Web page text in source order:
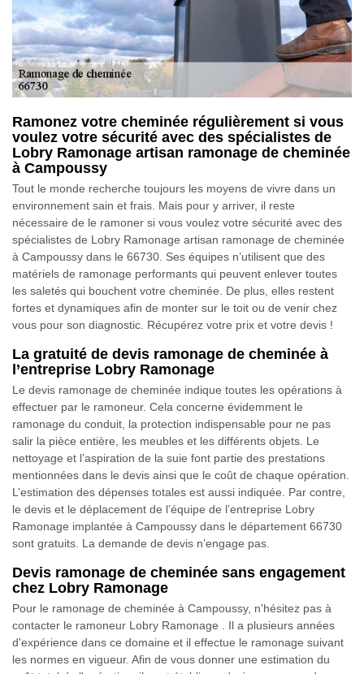
Ramonez votre cheminée régulièrement si vous
voulez votre sécurité avec des spécialistes de
Lobry Ramonage artisan ramonage de cheminée
à Campoussy
Tout le monde recherche toujours les moyens de vivre dans un
environnement sain et frais. Mais pour y arriver, il reste
nécessaire de le ramoner si vous voulez votre sécurité avec des
spécialistes de Lobry Ramonage artisan ramonage de cheminée
à Campoussy dans le 66730. Ses équipes n’utilisent que des
matériels de ramonage performants qui peuvent enlever toutes
les saletés qui bouchent votre cheminée. De plus, elles restent
fortes et dynamiques afin de monter sur le toit ou de venir chez
vous pour son diagnostic. Récupérez votre prix et votre devis !
La gratuité de devis ramonage de cheminée à
l’entreprise Lobry Ramonage
Le devis ramonage de cheminée indique toutes les opérations à
effectuer par le ramoneur. Cela concerne évidemment le
ramonage du conduit, la protection indispensable pour ne pas
salir la pièce entière, les meubles et les différents objets. Le
nettoyage et l’aspiration de la suie font partie des prestations
mentionnées dans le devis ainsi que le coût de chaque opération.
L’estimation des dépenses totales est aussi indiquée. Par contre,
le devis et le déplacement de l’équipe de l’entreprise Lobry
Ramonage implantée à Campoussy dans le département 66730
sont gratuits. La demande de devis n’engage pas.
Devis ramonage de cheminée sans engagement
chez Lobry Ramonage
Pour le ramonage de cheminée à Campoussy, n'hésitez pas à
contacter le ramoneur Lobry Ramonage . Il a plusieurs années
d'expérience dans ce domaine et il effectue le ramonage suivant
les normes en vigueur. Afin de vous donner une estimation du